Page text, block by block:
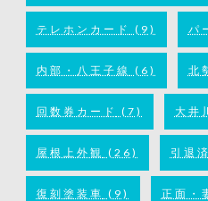
テレホンカード (9) パ
内部・八王子線 (6) 北
回数券カード (7) 大井
屋根上外観 (26) 引退
復刻塗装車 (9) 正面・